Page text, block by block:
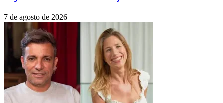
7 de agosto de 2026